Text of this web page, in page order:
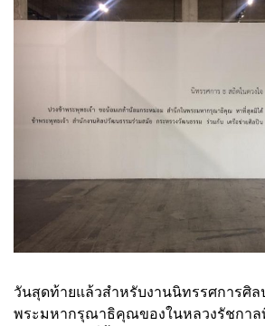
วันสุดท้ายแล้วสำหรับงานนิทรรศการศิล
พระมหากรุณาธิคุณของในหลวงรัชกาล